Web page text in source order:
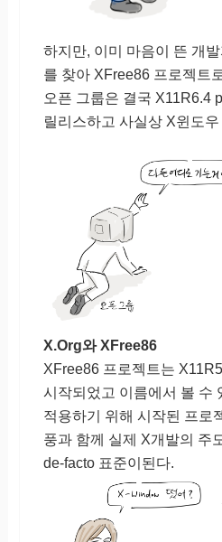
하지만, 이미 마음이 뜬 개
를 찾아 XFree86 프로젝트
오픈 그룹은 결국 X11R6.4
릴리스하고 사실상 X윈도
X.Org와 XFree86
XFree86 프로젝트는
시작되었고 이름에서 볼 수
적용하기 위해 시작된 프로
풍과 함께 실제 X개발의 주
de-facto 표준이된다.